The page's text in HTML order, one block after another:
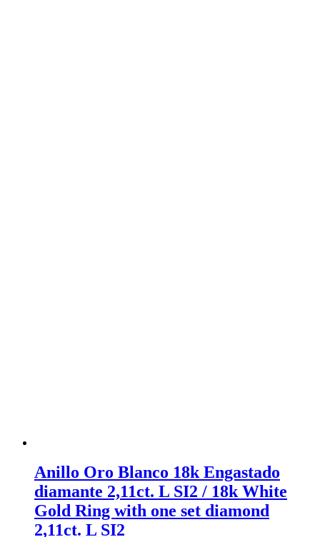
Anillo Oro Blanco 18k Engastado
diamante 2,11ct. L SI2 / 18k White
Gold Ring with one set diamond
2,11ct. L SI2